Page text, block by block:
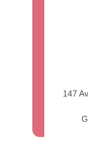
147